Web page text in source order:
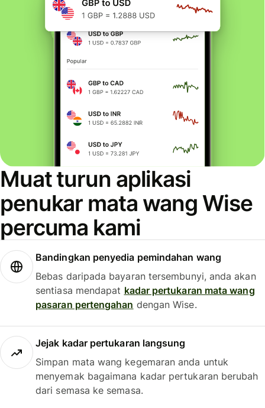
Muat turun aplikasi
penukar mata wang Wise
percuma kami
Bandingkan penyedia pemindahan wang
Bebas daripada bayaran tersembunyi, anda akan
sentiasa mendapat kadar pertukaran mata wang
pasaran pertengahan dengan Wise.
Jejak kadar pertukaran langsung
Simpan mata wang kegemaran anda untuk
menyemak bagaimana kadar pertukaran berubah
dari semasa ke semasa.